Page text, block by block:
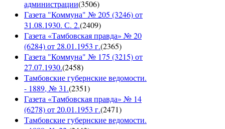
администрации(3506)
Газета "Коммуна" № 205 (3246) от
31.08.1930. С. 2.(2409)
Газета «Тамбовская правда» № 20
(6284) от 28.01.1953 г.(2365)
Газета "Коммуна" № 175 (3215) от
27.07.1930.(2458)
Тамбовские губернские ведомости.
- 1889, № 31.(2351)
Газета «Тамбовская правда» № 14
(6278) от 20.01.1953 г.(2471)
Тамбовские губернские ведомости.